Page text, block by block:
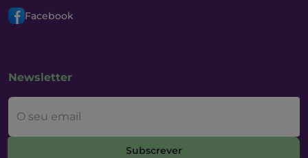
Facebook
Newsletter
O seu email
Subscrever